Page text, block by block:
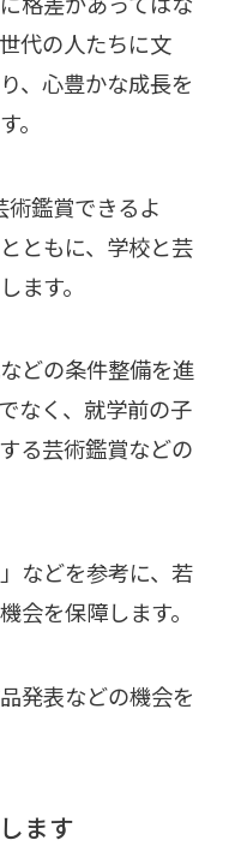
代の人たちに文
、心豊かな成長を
。
術鑑賞できるよ
ともに、学校と芸
ます。
どの条件整備を進
なく、就学前の子
る芸術鑑賞などの
などを参考に、若
会を保障します。
発表などの機会を
ます